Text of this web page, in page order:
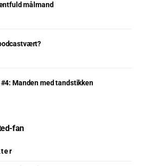
målmand
Manden med tandstikken
fan